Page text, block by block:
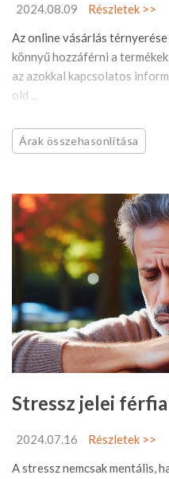
2024.08.09
Részletek >>
Az online vásárlás
könnyű hozzáférni a
az azokkal kapcsolatos
old ...
Árak összehasonlítása
Stressz jelei
2024.07.16
Részletek >>
A stressz nemcsak mentális,